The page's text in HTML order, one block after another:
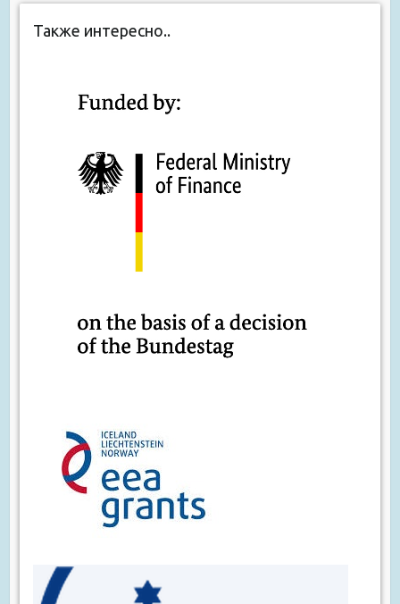
Также интересно..